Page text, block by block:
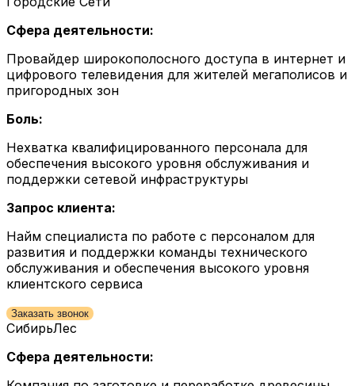
Сфера деятельности:
Провайдер широкополосного доступа в интернет и
цифрового телевидения для жителей мегаполисов и
пригородных зон
Боль:
Нехватка квалифицированного персонала для
обеспечения высокого уровня обслуживания и
поддержки сетевой инфраструктуры
Запрос клиента:
Найм специалиста по работе с персоналом для
развития и поддержки команды технического
обслуживания и обеспечения высокого уровня
клиентского сервиса
Заказать звонок
СибирьЛес
Сфера деятельности: